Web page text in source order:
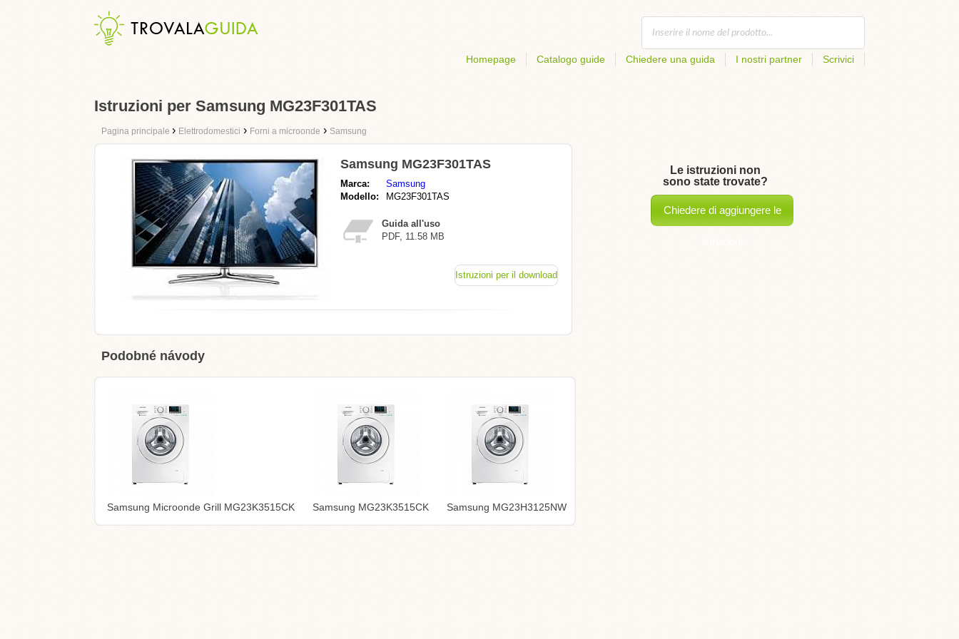
Homepage Catalogo guide Chiedere una guida I nostri partner Scrivici
Istruzioni per Samsung MG23F301TAS
Pagina principale › Elettrodomestici › Forni a microonde › Samsung
Samsung MG23F301TAS
Marca:
Samsung
Modello:
MG23F301TAS
Guida all'uso
PDF, 11.58 MB
Istruzioni per il download
Podobné návody
Samsung Microonde Grill MG23K3515CK Samsung MG23K3515CK Samsung MG23H3125NW
Le istruzioni non
sono state trovate?
Chiedere di aggiungere le